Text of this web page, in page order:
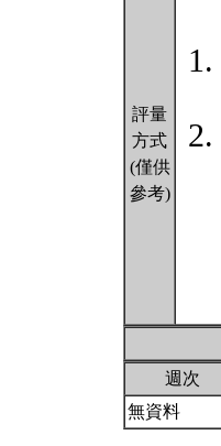
評量
方式
(僅供
參考)
週次
無資料